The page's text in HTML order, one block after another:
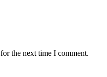
the next time I comment.